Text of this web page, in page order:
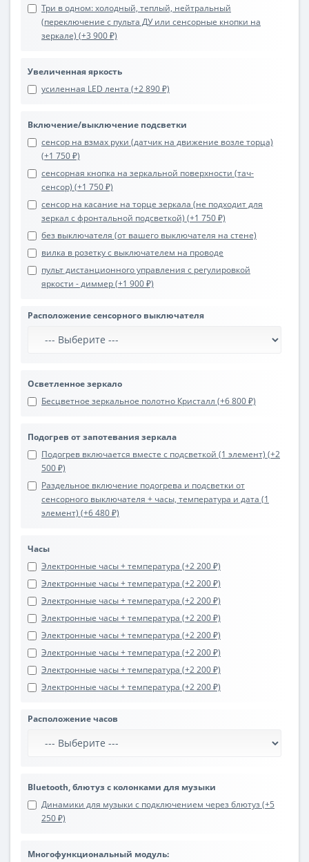
Три в одном: холодный, теплый, нейтральный
(переключение с пульта ДУ или сенсорные кнопки на
зеркале) (+3 900 ₽)
Увеличенная яркость
усиленная LED лента (+2 890 ₽)
Включение/выключение подсветки
сенсор на взмах руки (датчик на движение возле торца)
(+1 750 ₽)
сенсорная кнопка на зеркальной поверхности (тач-
сенсор) (+1 750 ₽)
сенсор на касание на торце зеркала (не подходит для
зеркал с фронтальной подсветкой) (+1 750 ₽)
без выключателя (от вашего выключателя на стене)
вилка в розетку с выключателем на проводе
пульт дистанционного управления с регулировкой
яркости - диммер (+1 900 ₽)
Расположение сенсорного выключателя
Осветленное зеркало
Бесцветное зеркальное полотно Кристалл (+6 800 ₽)
Подогрев от запотевания зеркала
Подогрев включается вместе с подсветкой (1 элемент) (+2
500 ₽)
Раздельное включение подогрева и подсветки от
сенсорного выключателя + часы, температура и дата (1
элемент) (+6 480 ₽)
Часы
Электронные часы + температура (+2 200 ₽)
Электронные часы + температура (+2 200 ₽)
Электронные часы + температура (+2 200 ₽)
Электронные часы + температура (+2 200 ₽)
Электронные часы + температура (+2 200 ₽)
Электронные часы + температура (+2 200 ₽)
Электронные часы + температура (+2 200 ₽)
Электронные часы + температура (+2 200 ₽)
Расположение часов
Bluetooth, блютуз с колонками для музыки
Динамики для музыки с подключением через блютуз (+5
250 ₽)
Многофункциональный модуль: